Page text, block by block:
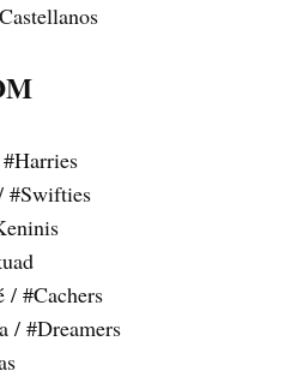
#Swifties
/ #Cachers
/ #Dreamers